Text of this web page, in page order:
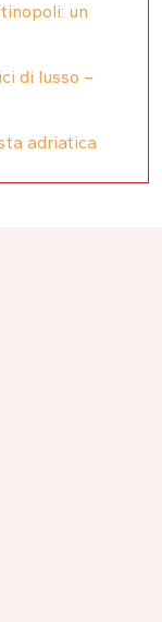
un
di lusso –
adriatica